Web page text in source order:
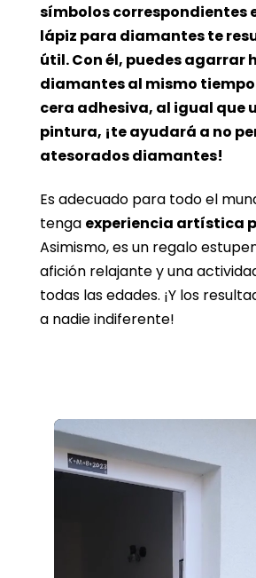
símbolos correspondientes
lápiz para diamantes te
útil. Con él, puedes agarrar
diamantes al mismo
cera adhesiva, al igual que
pintura, ¡te ayudará a no
atesorados diamantes!
Es adecuado para todo el
tenga experiencia artística
Asimismo, es un regalo
afición relajante y una
todas las edades. ¡Y los
a nadie indiferente!